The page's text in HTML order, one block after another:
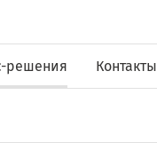
решения Контакты